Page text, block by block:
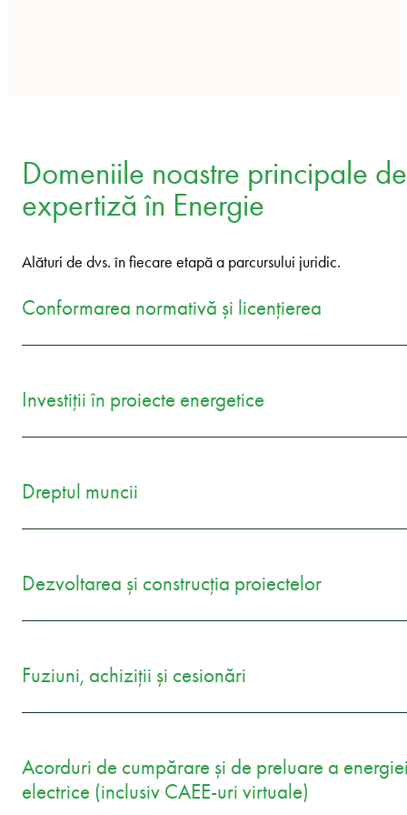
Domeniile noastre principale de
expertiză în Energie
Alături de dvs. în fiecare etapă a parcursului juridic.
Conformarea normativă și licențierea
Investiții în proiecte energetice
Dreptul muncii
Dezvoltarea și construcția proiectelor
Fuziuni, achiziții și cesionări
Acorduri de cumpărare și de preluare a
electrice (inclusiv CAEE-uri virtuale)